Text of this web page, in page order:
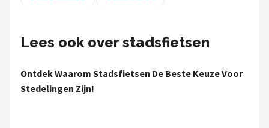
New Looxs
Schwalbe
Lees ook over stadsfietsen
Ontdek Waarom Stadsfietsen De Beste Keuze Voor
Stedelingen Zijn!